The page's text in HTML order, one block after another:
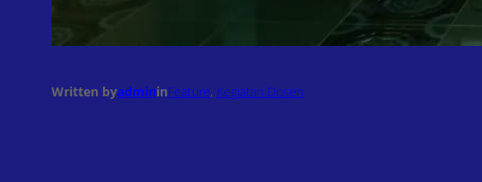
Written byadmininFeature, Kegiatan Dosen